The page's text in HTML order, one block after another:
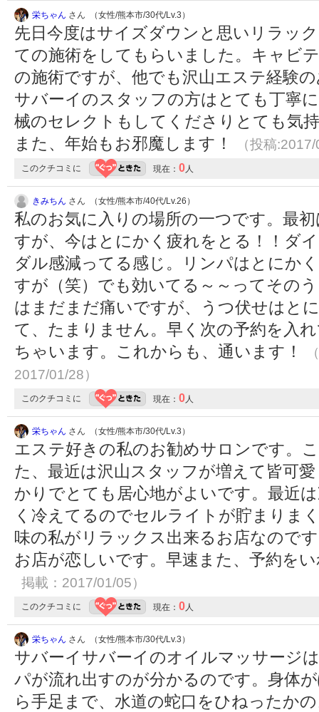
栄ちゃん さん （女性/熊本市/30代/Lv.3）
先日今度はサイズダウンと思いリラッ
ての施術をしてもらいました。キャビ
の施術ですが、他でも沢山エステ経験
サバーイのスタッフの方はとても丁寧
械のセレクトもしてくださりとても気
また、年始もお邪魔します！
（投稿
このクチコミに 現在： 0人
きみちん さん （女性/熊本市/40代/Lv.26）
私のお気に入りの場所の一つです。最
すが、今はとにかく疲れをとる！！ダ
ダル感減ってる感じ。リンパはとにか
すが（笑）でも効いてる～～ってその
はまだまだ痛いですが、うつ伏せはと
て、たまりません。早く次の予約を入
ちゃいます。これからも、通います！
2017/01/28）
このクチコミに 現在： 0人
栄ちゃん さん （女性/熊本市/30代/Lv.3）
エステ好きの私のお勧めサロンです。
た、最近は沢山スタッフが増えて皆可
かりでとても居心地がよいです。最近
く冷えてるのでセルライトが貯まりま
味の私がリラックス出来るお店なので
お店が恋しいです。早速また、予約を
掲載：2017/01/05）
このクチコミに 現在： 0人
栄ちゃん さん （女性/熊本市/30代/Lv.3）
サバーイサバーイのオイルマッサージ
パが流れ出すのが分かるのです。身体
ら手足まで、水道の蛇口をひねったか